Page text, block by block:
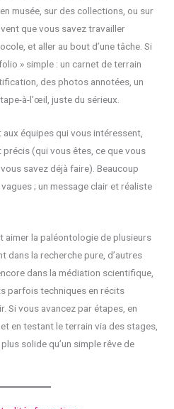
musée, sur des collections, ou sur
que vous savez travailler
et aller au bout d’une tâche. Si
» simple : un carnet de terrain
des photos annotées, un
à-l’œil, juste du sérieux.
équipes qui vous intéressent,
(qui vous êtes, ce que vous
savez déjà faire). Beaucoup
; un message clair et réaliste
aimer la paléontologie de plusieurs
dans la recherche pure, d’autres
dans la médiation scientifique,
parfois techniques en récits
Si vous avancez par étapes, en
en testant le terrain via des stages,
solide qu’un simple rêve de